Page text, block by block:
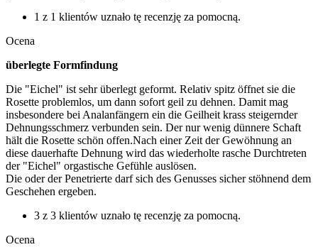
1 z 1 klientów uznało tę recenzję za pomocną.
Ocena
überlegte Formfindung
Die "Eichel" ist sehr überlegt geformt. Relativ spitz öffnet sie die
Rosette problemlos, um dann sofort geil zu dehnen. Damit mag
insbesondere bei Analanfängern ein die Geilheit krass steigernder
Dehnungsschmerz verbunden sein. Der nur wenig dünnere Schaft
hält die Rosette schön offen.Nach einer Zeit der Gewöhnung an
diese dauerhafte Dehnung wird das wiederholte rasche Durchtreten
der "Eichel" orgastische Gefühle auslösen.
Die oder der Penetrierte darf sich des Genusses sicher stöhnend dem
Geschehen ergeben.
3 z 3 klientów uznało tę recenzję za pomocną.
Ocena